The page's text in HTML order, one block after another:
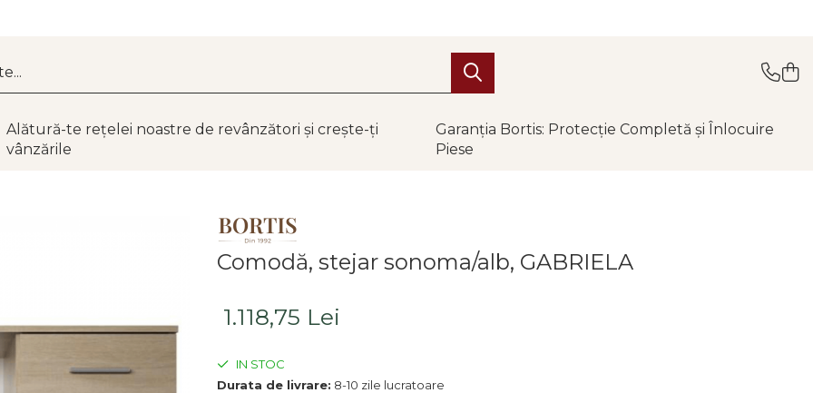
Alătură-te rețelei noastre de revânzători și crește-ți
vânzările
Garanția Bortis: Protecție Completă și Înlocuire
Piese
Comodă, stejar sonoma/alb, GABRIELA
1.118,75 Lei
IN STOC
Durata de livrare: 8-10 zile lucratoare